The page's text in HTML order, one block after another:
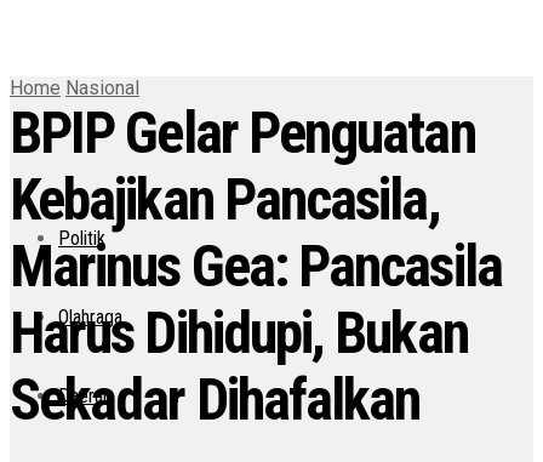
Politik
Olahraga
Daerah
Home Nasional
BPIP Gelar Penguatan
Kebajikan Pancasila,
Marinus Gea: Pancasila
Harus Dihidupi, Bukan
Sekadar Dihafalkan